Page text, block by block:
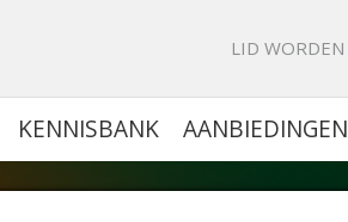
LID WORDEN
KENNISBANK AANBIEDINGEN